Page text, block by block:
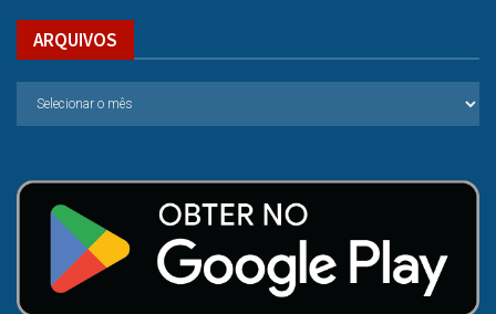
ARQUIVOS